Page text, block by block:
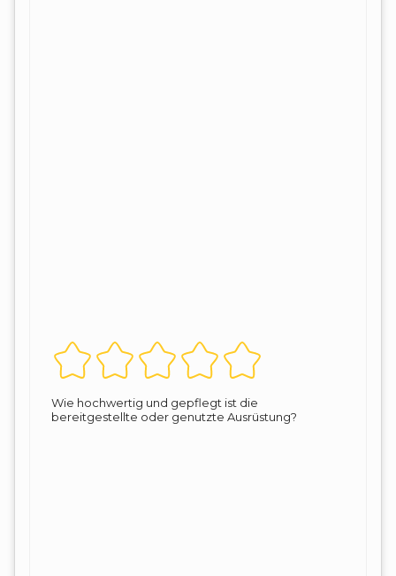
Wie hochwertig und gepflegt ist die
bereitgestellte oder genutzte Ausrüstung?